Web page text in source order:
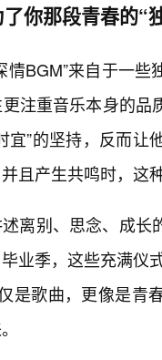
你那段青春的“
情BGM”来自于一
注重音乐本身的
宜”的坚持，反而
且产生共鸣时，这
离别、思念、成长
业季，这些充满仪
是歌曲，更像是青